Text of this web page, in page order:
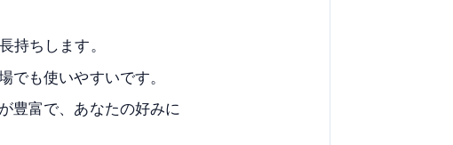
持ちします。
も使いやすいです。
豊富で、あなたの好みに